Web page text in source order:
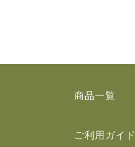
商品一覧
ご利用ガイド